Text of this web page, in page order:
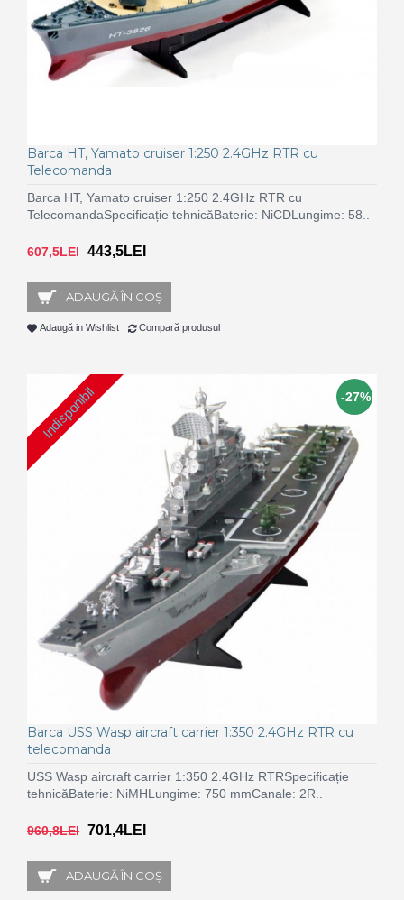
Barca HT, Yamato cruiser 1:250 2.4GHz RTR cu
Telecomanda
Barca HT, Yamato cruiser 1:250 2.4GHz RTR cu
TelecomandaSpecificație tehnicăBaterie: NiCDLungime: 58..
607,5LEI 443,5LEI
ADAUGĂ ÎN COŞ
Adaugă in Wishlist Compară produsul
-27%
Indisponibil
Barca USS Wasp aircraft carrier 1:350 2.4GHz RTR cu
telecomanda
USS Wasp aircraft carrier 1:350 2.4GHz RTRSpecificație
tehnicăBaterie: NiMHLungime: 750 mmCanale: 2R..
960,8LEI 701,4LEI
ADAUGĂ ÎN COŞ